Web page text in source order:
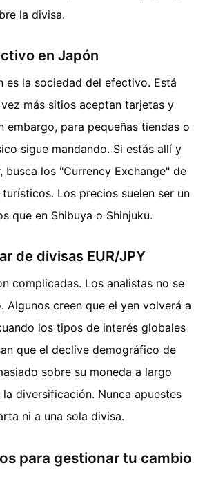
la divisa.
en Japón
es la sociedad del efectivo. Está
más sitios aceptan tarjetas y
embargo, para pequeñas tiendas o
sigue mandando. Si estás allí y
busca los "Currency Exchange" de
Los precios suelen ser un
que en Shibuya o Shinjuku.
de divisas EUR/JPY
complicadas. Los analistas no se
Algunos creen que el yen volverá a
los tipos de interés globales
que el declive demográfico de
sobre su moneda a largo
diversificación. Nunca apuestes
ni a una sola divisa.
para gestionar tu cambio